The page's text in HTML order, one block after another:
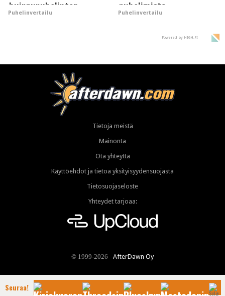
huippupuhelinten
"perillinen"
Puhelinvertailu
puhelimista
supersuosittuja
Puhelinvertailu
Powered by HIGH.FI
Tietoja meistä
Mainonta
Ota yhteyttä
Käyttöehdot ja tietoa yksityisyydensuojasta
Tietosuojaseloste
Yhteydet tarjoaa:
© 1999-2026 AfterDawn Oy
Seuraa!